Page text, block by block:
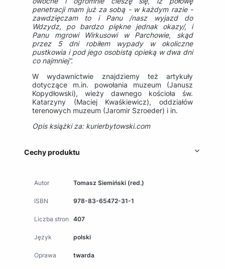
penetracji mam już za sobą - w każdym razie -
zawdzięczam to i Panu /nasz wyjazd do
Wdzydz, po bardzo piękne jednak okazy/, i
Panu mgrowi Wirkusowi w Parchowie, skąd
przez 5 dni robiłem wypady w okoliczne
pustkowia i pod jego osobistą opieką w dwa dni
co najmniej”.
W wydawnictwie znajdziemy też artykuły
dotyczące m.in. powołania muzeum (Janusz
Kopydłowski), wieży dawnego kościoła św.
Katarzyny (Maciej Kwaśkiewicz), oddziałów
terenowych muzeum (Jaromir Szroeder) i in.
Opis książki za: kurierbytowski.com
Cechy produktu
Autor Tomasz Siemiński (red.)
ISBN 978-83-65472-31-1
Liczba stron 407
Język polski
Oprawa twarda